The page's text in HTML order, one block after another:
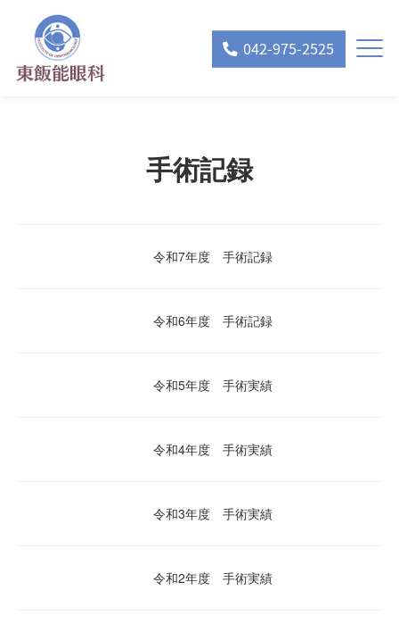
042-975-2525
手術記録
令和7年度 手術記録
令和6年度 手術記録
令和5年度 手術実績
令和4年度 手術実績
令和3年度 手術実績
令和2年度 手術実績